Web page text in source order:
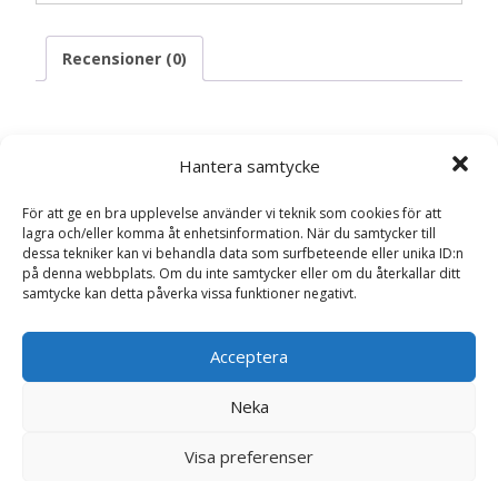
Hantera samtycke
För att ge en bra upplevelse använder vi teknik som cookies för att
lagra och/eller komma åt enhetsinformation. När du samtycker till
dessa tekniker kan vi behandla data som surfbeteende eller unika ID:n
på denna webbplats. Om du inte samtycker eller om du återkallar ditt
samtycke kan detta påverka vissa funktioner negativt.
Acceptera
Neka
Visa preferenser
Recensioner (0)
Det finns inga recensioner än.
Bli först med att recensera
”Pappersassietter 18,5cm, rosa, 8p”
Ditt betyg*